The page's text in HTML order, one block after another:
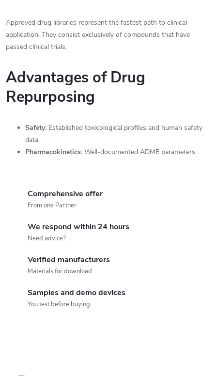
i
s
i
n
Approved drug libraries represent the fastest path to clinical
application. They consist exclusively of compounds that have
passed clinical trials.
Advantages of Drug
Repurposing
Safety: Established toxicological profiles and human safety
data.
Pharmacokinetics: Well-documented ADME parameters.
Comprehensive offer
From one Partner
We respond within 24 hours
Need advice?
Verified manufacturers
Materials for download
Samples and demo devices
You test before buying